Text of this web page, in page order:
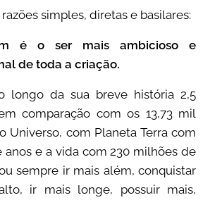
simples, diretas e basilares:
é o ser mais ambicioso e
de toda a criação.
longo da sua breve história 2,5
comparação com os 13,73 mil
Universo, com Planeta Terra com
anos e a vida com 230 milhões de
sempre ir mais além, conquistar
ir mais longe, possuir mais,